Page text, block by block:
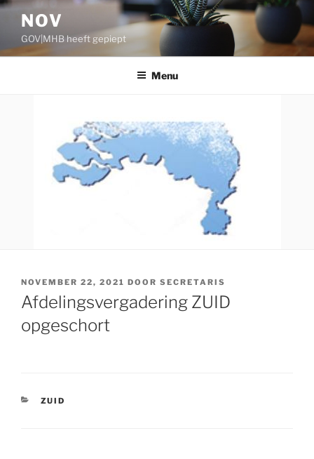
Ga
inhoud
NOV
GOV|MHB heeft gepiept
Menu
GEPLAATST
OP
NOVEMBER 22, 2021 DOOR SECRETARIS
Afdelingsvergadering ZUID
opgeschort
CATEGORIEËN
ZUID